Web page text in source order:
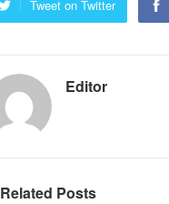
Tweet on Twitter
Editor
Related Posts